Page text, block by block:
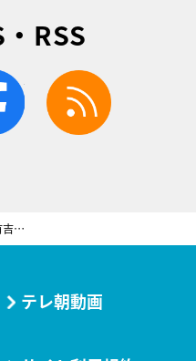
RSS
facebook
マツコと有吉、“出前”について議論！2人が頼みづらいタイミングとは？
テレ朝動画